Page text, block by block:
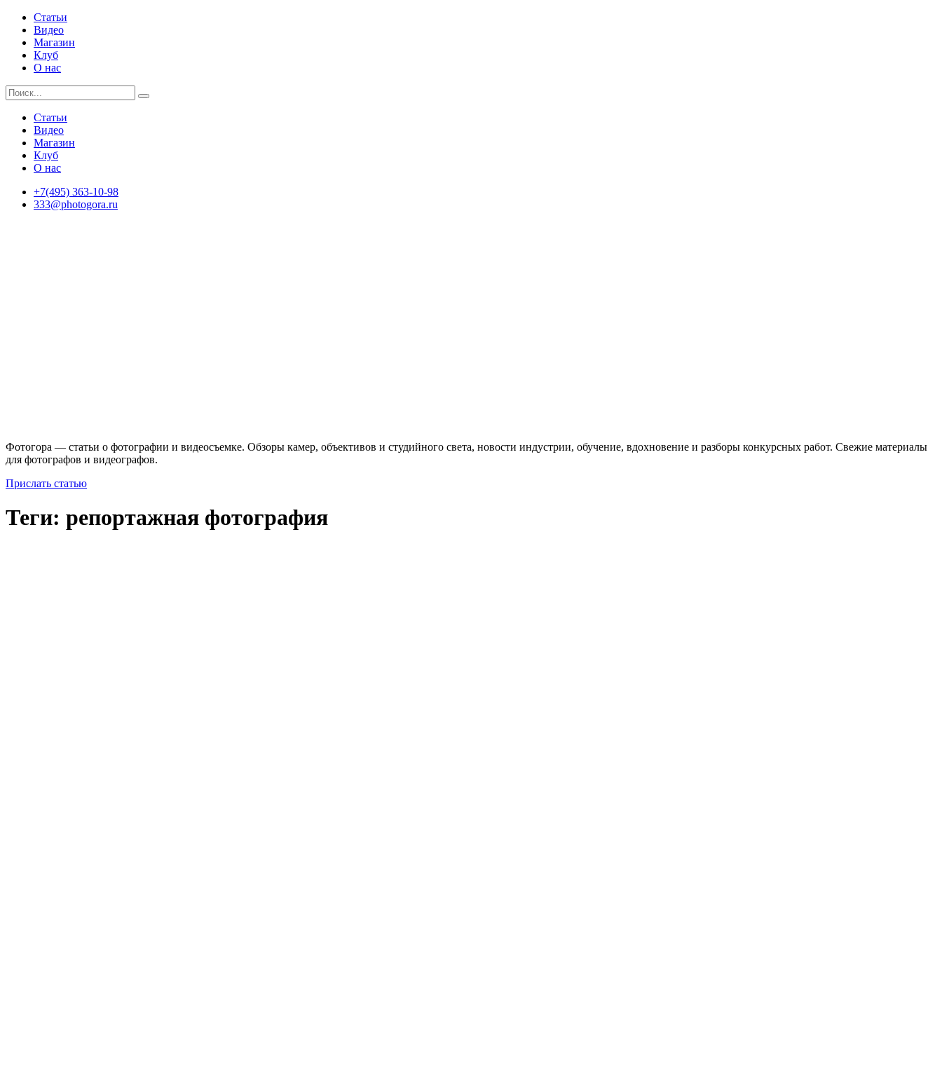
Статьи
Видео
Магазин
Клуб
О нас
Статьи
Видео
Магазин
Клуб
О нас
+7(495) 363-10-98
333@photogora.ru
Фотогора — статьи о фотографии и видеосъемке. Обзоры камер, объективов и студийного света, новости индустрии, обучение, вдохновение и разборы конкурсных работ. Свежие материалы
для фотографов и видеографов.
Прислать статью
Теги: репортажная фотография